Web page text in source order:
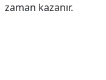
zaman kazanır.